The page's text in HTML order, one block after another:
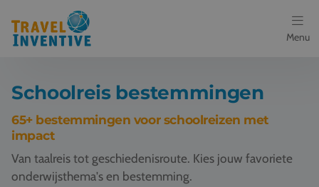
Menu
Bestemmingen
Schoolreis thema's
Voor docenten
Over ons
Schoolreis bestemmingen
65+ bestemmingen voor schoolreizen met
impact
Van taalreis tot geschiedenisroute. Kies jouw favoriete
onderwijsthema's en bestemming.